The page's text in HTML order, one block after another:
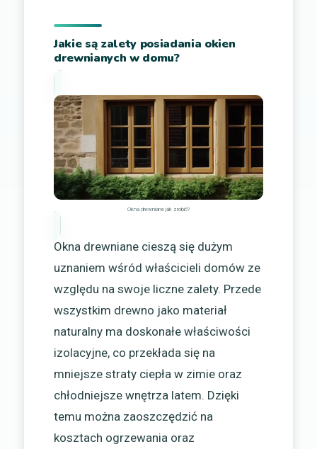
Jakie są zalety posiadania okien
drewnianych w domu?
Okna drewniane jak zrobić?
Okna drewniane cieszą się dużym
uznaniem wśród właścicieli domów ze
względu na swoje liczne zalety. Przede
wszystkim drewno jako materiał
naturalny ma doskonałe właściwości
izolacyjne, co przekłada się na
mniejsze straty ciepła w zimie oraz
chłodniejsze wnętrza latem. Dzięki
temu można zaoszczędzić na
kosztach ogrzewania oraz